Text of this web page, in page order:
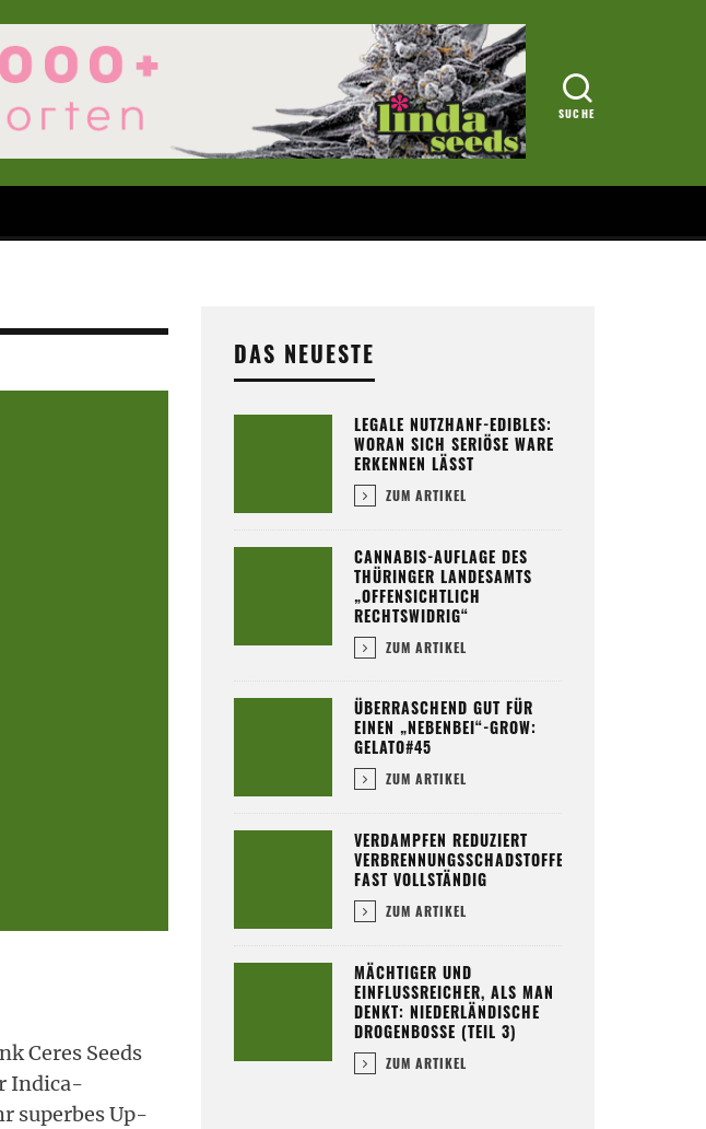
Ceres Seeds
Indica-
superbes Up-
DAS NEUESTE
LEGALE NUTZHANF-EDIBLES:
WORAN SICH SERIÖSE WARE
ERKENNEN LÄSST
ZUM ARTIKEL
CANNABIS-AUFLAGE DES
THÜRINGER LANDESAMTS
„OFFENSICHTLICH
RECHTSWIDRIG“
ZUM ARTIKEL
ÜBERRASCHEND GUT FÜR
EINEN „NEBENBEI“-GROW:
GELATO#45
ZUM ARTIKEL
VERDAMPFEN REDUZIERT
VERBRENNUNGSSCHADSTOFFE
FAST VOLLSTÄNDIG
ZUM ARTIKEL
MÄCHTIGER UND
EINFLUSSREICHER, ALS MAN
DENKT: NIEDERLÄNDISCHE
DROGENBOSSE (TEIL 3)
ZUM ARTIKEL